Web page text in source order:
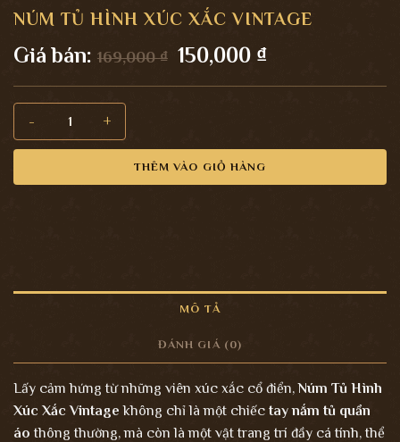
NÚM TỦ HÌNH XÚC XẮC VINTAGE
Giá bán: 169,000₫ Giá
150,000 ₫Giá
150,000 ₫.
THÊM VÀO GIỎ HÀNG
MÔ TẢ
ĐÁNH GIÁ (0)
Lấy cảm hứng từ những viên xúc xắc cổ điển,Núm Tủ Hình
Xúc Xắc Vintage không chỉ là một chiếc tay nắm tủ quần
áo thông thường, mà còn là một vật trang trí đầy cá tính, thể